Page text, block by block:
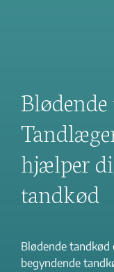
hjælper
tandkød
Blødende
begyndende